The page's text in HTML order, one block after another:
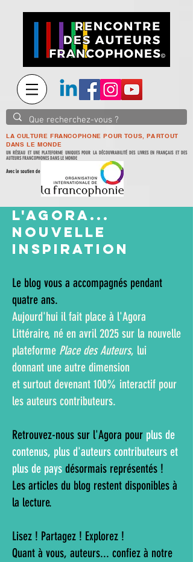
LA CULTURE FRANCOPHONE POUR TOUS, PARTOUT
DANS LE MONDE
UN RÉSEAU ET UNE PLATEFORME UNIQUES POUR LA DÉCOUVRABILITÉ DES LIVRES EN FRANÇAIS ET DES
AUTEURS FRANCOPHONES DANS LE MONDE
Avec le soutien de
L'AGORA...
NOUVELLE
INSPIRATION
Le blog vous a accompagnés pendant
quatre ans.
Aujourd'hui il fait place à l'Agora
Littéraire, né en avril 2025 sur la nouvelle
plateforme Place des Auteurs, lui
donnant une autre dimension
et surtout devenant 100% interactif pour
les auteurs contributeurs.
Retrouvez-nous sur l'Agora pour plus de
contenus, plus d'auteurs contributeurs et
plus de pays désormais représentés !
Les articles du blog restent disponibles à
la lecture.
Lisez ! Partagez ! Explorez !
Quant à vous, auteurs... confiez à notre